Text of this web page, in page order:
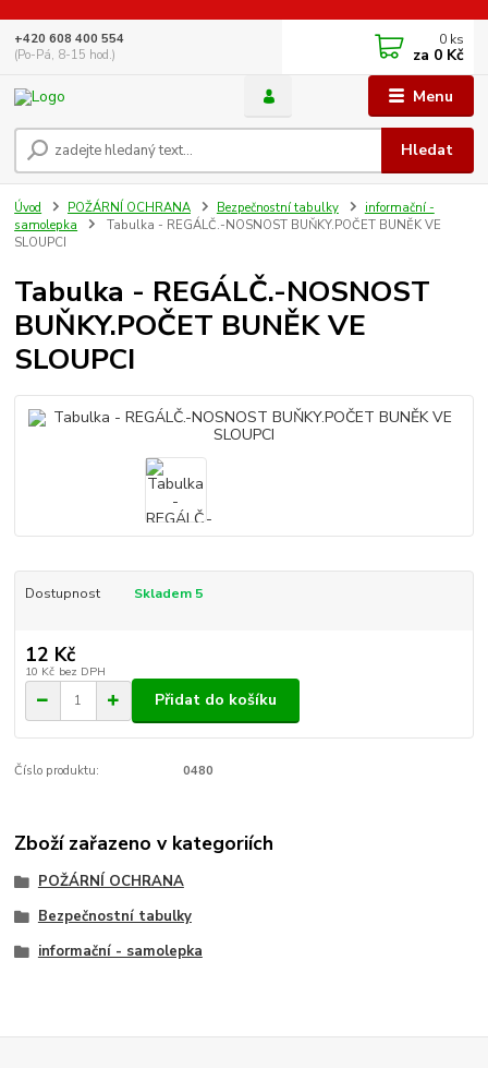
Menu
Hledat
+420 608 400 554
(Po-Pá, 8-15 hod.)
0 ks
za 0 Kč
Úvod POŽÁRNÍ OCHRANA Bezpečnostní tabulky
informační -
samolepka
Tabulka - REGÁLČ.-NOSNOST BUŇKY.POČET BUNĚK VE
SLOUPCI
Tabulka - REGÁLČ.-NOSNOST
BUŇKY.POČET BUNĚK VE
SLOUPCI
Dostupnost Skladem 5
12 Kč
10 Kč bez DPH
Přidat do košíku
Číslo produktu: 0480
Zboží zařazeno v kategoriích
POŽÁRNÍ OCHRANA
Bezpečnostní tabulky
informační - samolepka